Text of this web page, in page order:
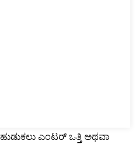
ಹುಡುಕಲು ಎಂಟರ್ ಒತ್ತಿ ಅಥವಾ